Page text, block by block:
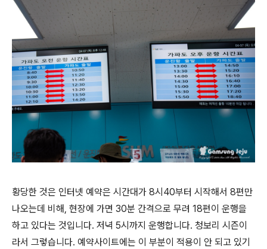
황당한 것은 인터넷 예약은 시간대가 8시40부터 시작해서 8편만
나오는데 비해, 현장에 가면 30분 간격으로 무려 18편이 운행을
하고 있다는 것입니다. 저녁 5시까지 운행합니다. 청보리 시즌이
라서 그렇습니다. 예약사이트에는 이 부분이 적용이 안 되고 있기